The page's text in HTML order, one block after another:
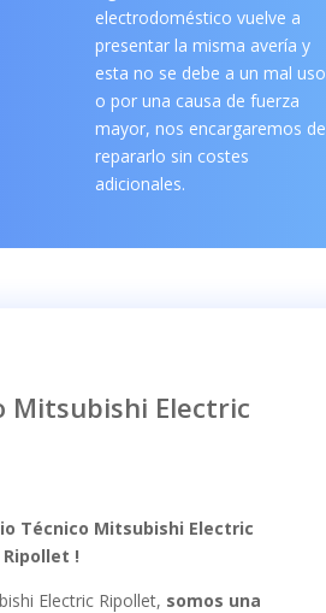
electrodoméstico vuelve a
presentar la misma avería y
esta no se debe a un mal uso
o por una causa de fuerza
mayor, nos encargaremos de
repararlo sin costes
adicionales.
Mitsubishi Electric
Técnico Mitsubishi Electric
Ripollet !
Electric Ripollet, somos una